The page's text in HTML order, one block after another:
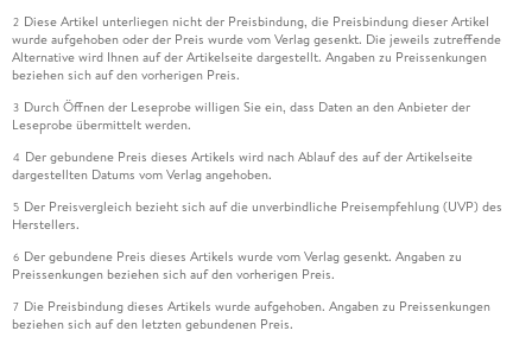
2 Diese Artikel unterliegen nicht der Preisbindung, die Preisbindung dieser Artikel
wurde aufgehoben oder der Preis wurde vom Verlag gesenkt. Die jeweils zutreffende
Alternative wird Ihnen auf der Artikelseite dargestellt. Angaben zu Preissenkungen
beziehen sich auf den vorherigen Preis.
3 Durch Öffnen der Leseprobe willigen Sie ein, dass Daten an den Anbieter der
Leseprobe übermittelt werden.
4 Der gebundene Preis dieses Artikels wird nach Ablauf des auf der Artikelseite
dargestellten Datums vom Verlag angehoben.
5 Der Preisvergleich bezieht sich auf die unverbindliche Preisempfehlung (UVP) des
Herstellers.
6 Der gebundene Preis dieses Artikels wurde vom Verlag gesenkt. Angaben zu
Preissenkungen beziehen sich auf den vorherigen Preis.
7 Die Preisbindung dieses Artikels wurde aufgehoben. Angaben zu Preissenkungen
beziehen sich auf den letzten gebundenen Preis.